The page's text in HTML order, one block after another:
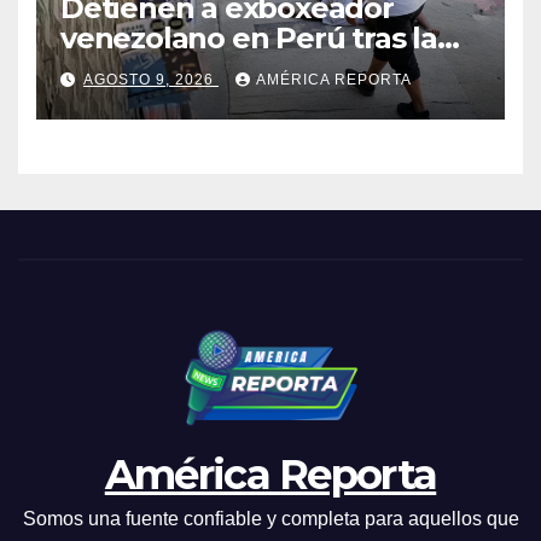
Detienen a exboxeador
venezolano en Perú tras la
muerte de mototaxista
durante una riña
AGOSTO 9, 2026 AMÉRICA REPORTA
América Reporta
Somos una fuente confiable y completa para aquellos que